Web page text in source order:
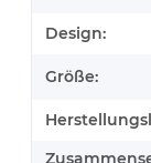
Design:
Größe: